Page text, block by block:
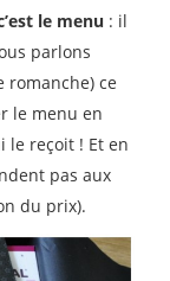
le menu : il
parlons
romanche) ce
le menu en
le reçoit ! Et en
pas aux
du prix).